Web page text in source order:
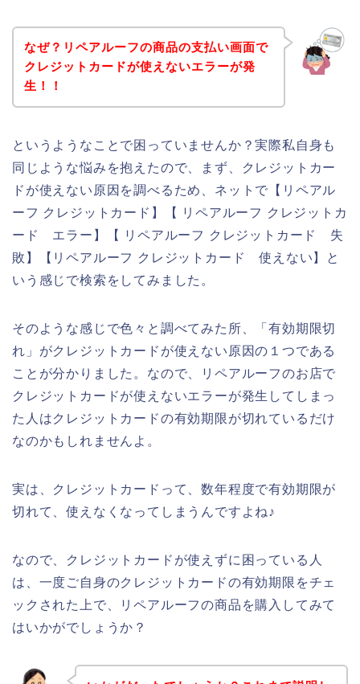
なぜ？リペアルーフの商品の支払い画面で
クレジットカードが使えないエラーが発
生！！
というようなことで困っていませんか？実際私自身も
同じような悩みを抱えたので、まず、クレジットカー
ドが使えない原因を調べるため、ネットで【リペアル
ーフ クレジットカード】【 リペアルーフ クレジットカ
ード エラー】【 リペアルーフ クレジットカード 失
敗】【リペアルーフ クレジットカード 使えない】と
いう感じで検索をしてみました。
そのような感じで色々と調べてみた所、「有効期限切
れ」がクレジットカードが使えない原因の１つである
ことが分かりました。なので、リペアルーフのお店で
クレジットカードが使えないエラーが発生してしまっ
た人はクレジットカードの有効期限が切れているだけ
なのかもしれませんよ。
実は、クレジットカードって、数年程度で有効期限が
切れて、使えなくなってしまうんですよね♪
なので、クレジットカードが使えずに困っている人
は、一度ご自身のクレジットカードの有効期限をチェ
ックされた上で、リペアルーフの商品を購入してみて
はいかがでしょうか？